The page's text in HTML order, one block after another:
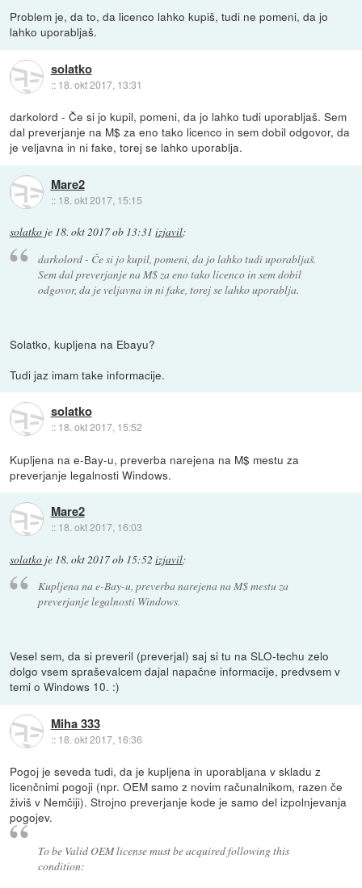
Problem je, da to, da licenco lahko kupiš, tudi ne pomeni, da jo
lahko uporabljaš.
solatko
:: 18. okt 2017, 13:31
darkolord - Če si jo kupil, pomeni, da jo lahko tudi uporabljaš. Sem
dal preverjanje na M$ za eno tako licenco in sem dobil odgovor, da
je veljavna in ni fake, torej se lahko uporablja.
Mare2
:: 18. okt 2017, 15:15
solatko je 18. okt 2017 ob 13:31 izjavil:
darkolord - Če si jo kupil, pomeni, da jo lahko tudi uporabljaš.
Sem dal preverjanje na M$ za eno tako licenco in sem dobil
odgovor, da je veljavna in ni fake, torej se lahko uporablja.
Solatko, kupljena na Ebayu?
Tudi jaz imam take informacije.
solatko
:: 18. okt 2017, 15:52
Kupljena na e-Bay-u, preverba narejena na M$ mestu za
preverjanje legalnosti Windows.
Mare2
:: 18. okt 2017, 16:03
solatko je 18. okt 2017 ob 15:52 izjavil:
Kupljena na e-Bay-u, preverba narejena na M$ mestu za
preverjanje legalnosti Windows.
Vesel sem, da si preveril (preverjal) saj si tu na SLO-techu zelo
dolgo vsem spraševalcem dajal napačne informacije, predvsem v
temi o Windows 10. :)
Miha 333
:: 18. okt 2017, 16:36
Pogoj je seveda tudi, da je kupljena in uporabljana v skladu z
licenčnimi pogoji (npr. OEM samo z novim računalnikom, razen če
živiš v Nemčiji). Strojno preverjanje kode je samo del izpolnjevanja
pogojev.
To be Valid OEM license must be acquired following this
condition: